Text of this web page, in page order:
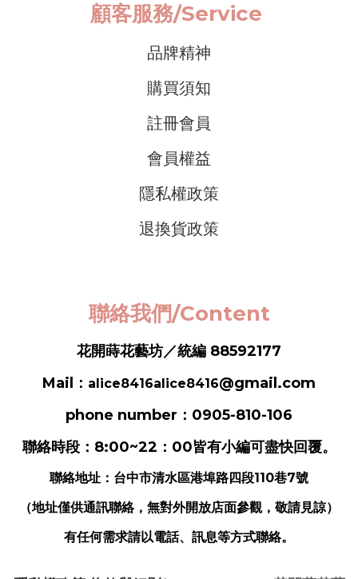
顧客服務/Service
品牌精神
購買須知
註冊會員
會員權益
隱私權政策
退換貨政策
聯絡我們/Content
花開蒔花藝坊／統編 88592177
Mail： alice8416alice8416@gmail.com
phone number：0905-810-106
聯絡時段：8:00~22：00皆有小編可盡快回覆。
聯絡地址： 台中市清水區港埠路四段110巷7號
（地址僅供通訊聯絡，無對外開放店面參觀，敬請見諒）
有任何需求請以電話、訊息等方式聯絡。